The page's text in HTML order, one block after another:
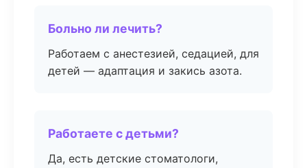
Больно ли лечить?
Работаем с анестезией, седацией, для
детей — адаптация и закись азота.
Работаете с детьми?
Да, есть детские стоматологи,